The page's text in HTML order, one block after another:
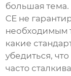
большая
CE не
необходимым
какие
убедиться,
часто